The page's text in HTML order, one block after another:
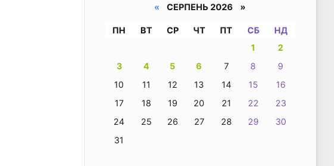
« СЕРПЕНЬ 2026 »
ПН ВТ СР ЧТ ПТ СБ
НД
1
2
3
4 5 6 7 8
9
10
11 12 13 14 15
16
17
18 19 20 21 22
23
24
25 26 27 28 29
30
31